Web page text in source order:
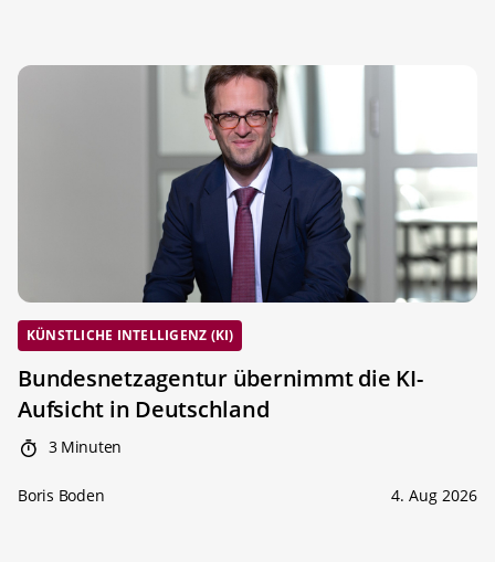
KÜNSTLICHE INTELLIGENZ (KI)
Bundesnetzagentur übernimmt die KI-
Aufsicht in Deutschland
3 Minuten
Boris Boden 4. Aug 2026